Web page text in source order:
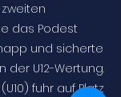
das Podest
und sicherte
der U12-Wertung.
fuhr auf Platz